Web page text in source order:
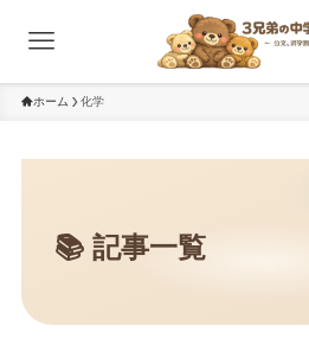
ホーム 化学